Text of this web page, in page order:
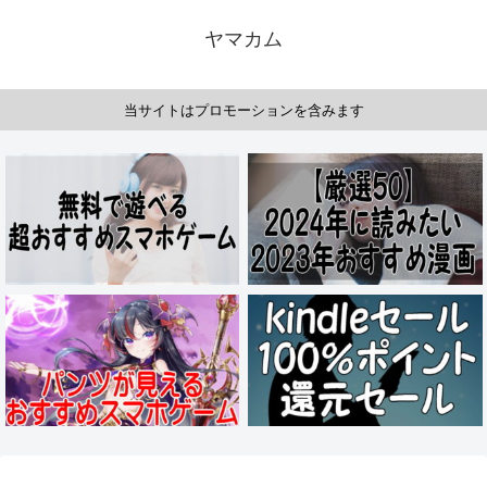
ヤマカム
当サイトはプロモーションを含みます